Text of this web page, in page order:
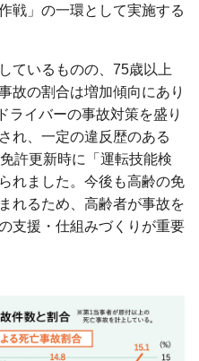
戦」の一環として実施する
ているものの、75歳以上
故の割合は増加傾向にあり
ライバーの事故対策を盛り
れ、一定の違反歴のある
許更新時に「運転技能検
れました。今後も高齢の免
れるため、高齢者が事故を
支援・仕組みづくりが重要